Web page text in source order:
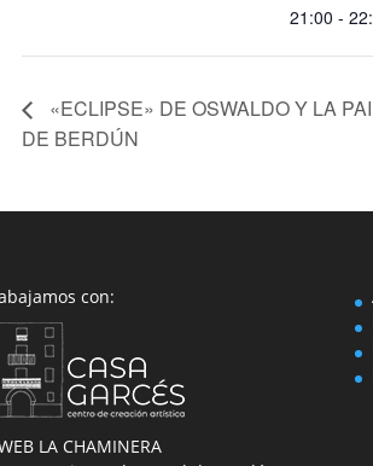
21:00 -
«ECLIPSE» DE OSWALDO Y LA
DE BERDÚN
con:
LA CHAMINERA